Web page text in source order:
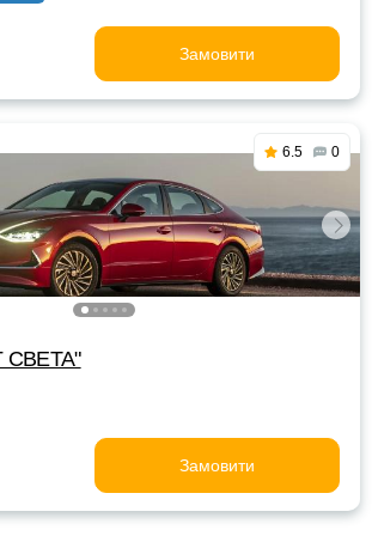
Замовити
6.5 0
СВЕТА"
Замовити